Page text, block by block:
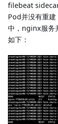
filebeat
Pod并没有重
中，nginx服务
如下：